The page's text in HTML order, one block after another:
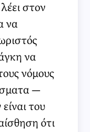
στον
να
να
νόμους
—
του
ότι